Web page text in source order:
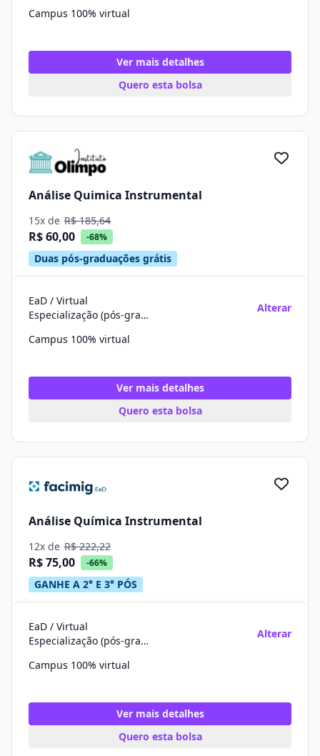
Campus 100% virtual
Ver mais detalhes
Quero esta bolsa
Análise Quimica Instrumental
15x de R$ 185,64
R$ 60,00 -68%
Duas pós-graduações grátis
EaD / Virtual
Especialização (pós-graduação)
Alterar
Campus 100% virtual
Ver mais detalhes
Quero esta bolsa
Análise Química Instrumental
12x de R$ 222,22
R$ 75,00 -66%
GANHE A 2° E 3° PÓS
EaD / Virtual
Especialização (pós-graduação)
Alterar
Campus 100% virtual
Ver mais detalhes
Quero esta bolsa